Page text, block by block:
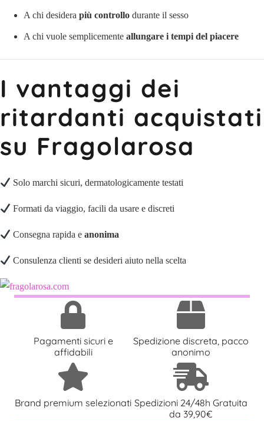
A chi desidera più controllo durante il sesso
A chi vuole semplicemente allungare i tempi del piacere
I vantaggi dei
ritardanti acquistati
su Fragolarosa
Solo marchi sicuri, dermatologicamente testati
Formati da viaggio, facili da usare e discreti
Consegna rapida eanonima
Consulenza clienti se desideri aiuto nella scelta
Pagamenti sicuri e
affidabili
Spedizione discreta, pacco
anonimo
Brand premium selezionati Spedizioni 24/48h Gratuita
da 39,90€